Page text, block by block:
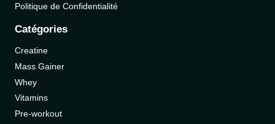
Politique de Confidentialité
Catégories
Creatine
Mass Gainer
Whey
Vitamins
Pre-workout